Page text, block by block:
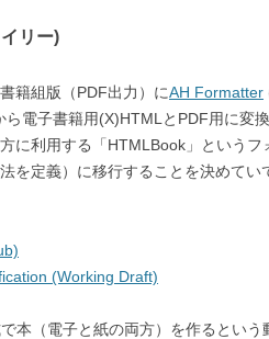
リー)
籍組版（PDF出力）にAH Formatter
ら電子書籍用(X)HTMLとPDF用に変
に利用する「HTMLBook」という
を定義）に移行することを決めて
(Working Draft)
本（電子と紙の両方）を作るとい